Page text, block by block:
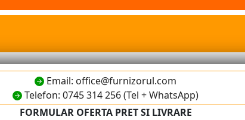
Email: office@furnizorul.com
Telefon: 0745 314 256 (Tel + WhatsApp)
FORMULAR OFERTA PRET SI LIVRARE